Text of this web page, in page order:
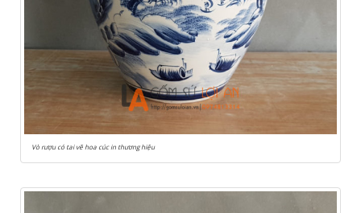
Vò rượu có tai vẽ hoa cúc in thương hiệu